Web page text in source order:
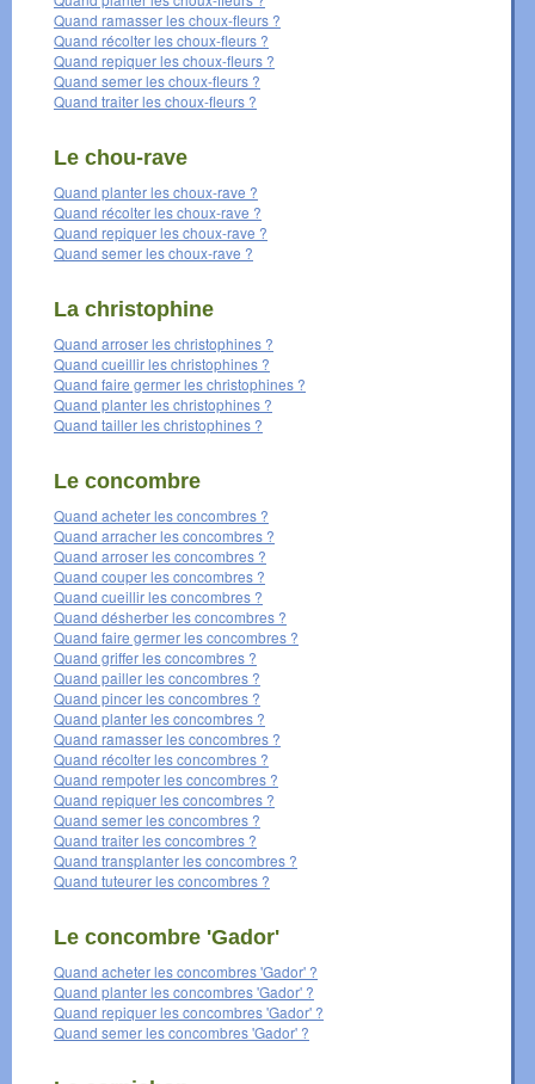
Quand ramasser les choux-fleurs ?
Quand récolter les choux-fleurs ?
Quand repiquer les choux-fleurs ?
Quand semer les choux-fleurs ?
Quand traiter les choux-fleurs ?
Le chou-rave
Quand planter les choux-rave ?
Quand récolter les choux-rave ?
Quand repiquer les choux-rave ?
Quand semer les choux-rave ?
La christophine
Quand arroser les christophines ?
Quand cueillir les christophines ?
Quand faire germer les christophines ?
Quand planter les christophines ?
Quand tailler les christophines ?
Le concombre
Quand acheter les concombres ?
Quand arracher les concombres ?
Quand arroser les concombres ?
Quand couper les concombres ?
Quand cueillir les concombres ?
Quand désherber les concombres ?
Quand faire germer les concombres ?
Quand griffer les concombres ?
Quand pailler les concombres ?
Quand pincer les concombres ?
Quand planter les concombres ?
Quand ramasser les concombres ?
Quand récolter les concombres ?
Quand rempoter les concombres ?
Quand repiquer les concombres ?
Quand semer les concombres ?
Quand traiter les concombres ?
Quand transplanter les concombres ?
Quand tuteurer les concombres ?
Le concombre 'Gador'
Quand acheter les concombres 'Gador' ?
Quand planter les concombres 'Gador' ?
Quand repiquer les concombres 'Gador' ?
Quand semer les concombres 'Gador' ?